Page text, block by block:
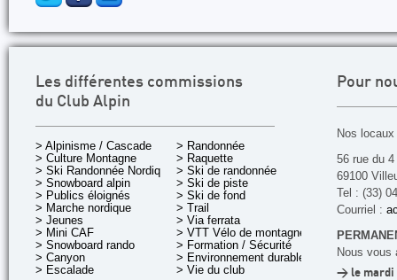
Les différentes commissions
du Club Alpin
> Alpinisme / Cascade
> Culture Montagne
> Ski Randonnée Nordique
> Snowboard alpin
> Publics éloignés
> Marche nordique
> Jeunes
> Mini CAF
> Snowboard rando
> Canyon
> Escalade
> Randonnée
> Raquette
> Ski de randonnée
> Ski de piste
> Ski de fond
> Trail
> Via ferrata
> VTT Vélo de montagne
> Formation / Sécurité
> Environnement durable
> Vie du club
Pour
Nos
56 rue du
69100
Tel : (33)
Courriel :
Nous vous
> le mardi